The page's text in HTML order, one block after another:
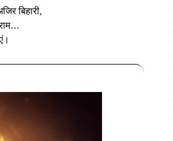
बिहारी,